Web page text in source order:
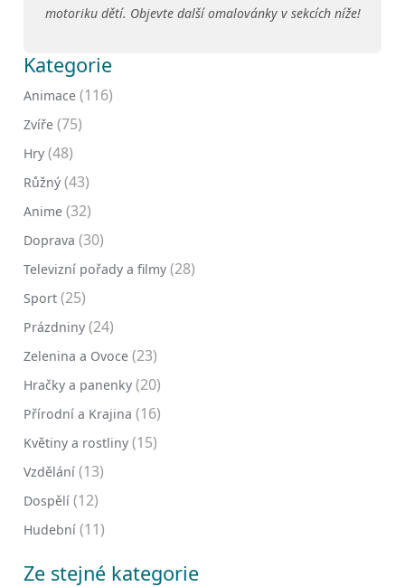
motoriku dětí. Objevte další omalovánky v sekcích níže!
Kategorie
Animace (116)
Zvíře (75)
Hry (48)
Růžný (43)
Anime (32)
Doprava (30)
Televizní pořady a filmy (28)
Sport (25)
Prázdniny (24)
Zelenina a Ovoce (23)
Hračky a panenky (20)
Přírodní a Krajina (16)
Květiny a rostliny (15)
Vzdělání (13)
Dospělí (12)
Hudební (11)
Ze stejné kategorie